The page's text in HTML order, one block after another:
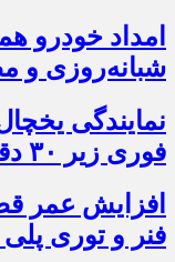
امداد خودرو
شبانه‌روزی و
نمایندگی
فوری زیر ۳۰ دقیقه
افزایش عمر
فنر و توری پلی